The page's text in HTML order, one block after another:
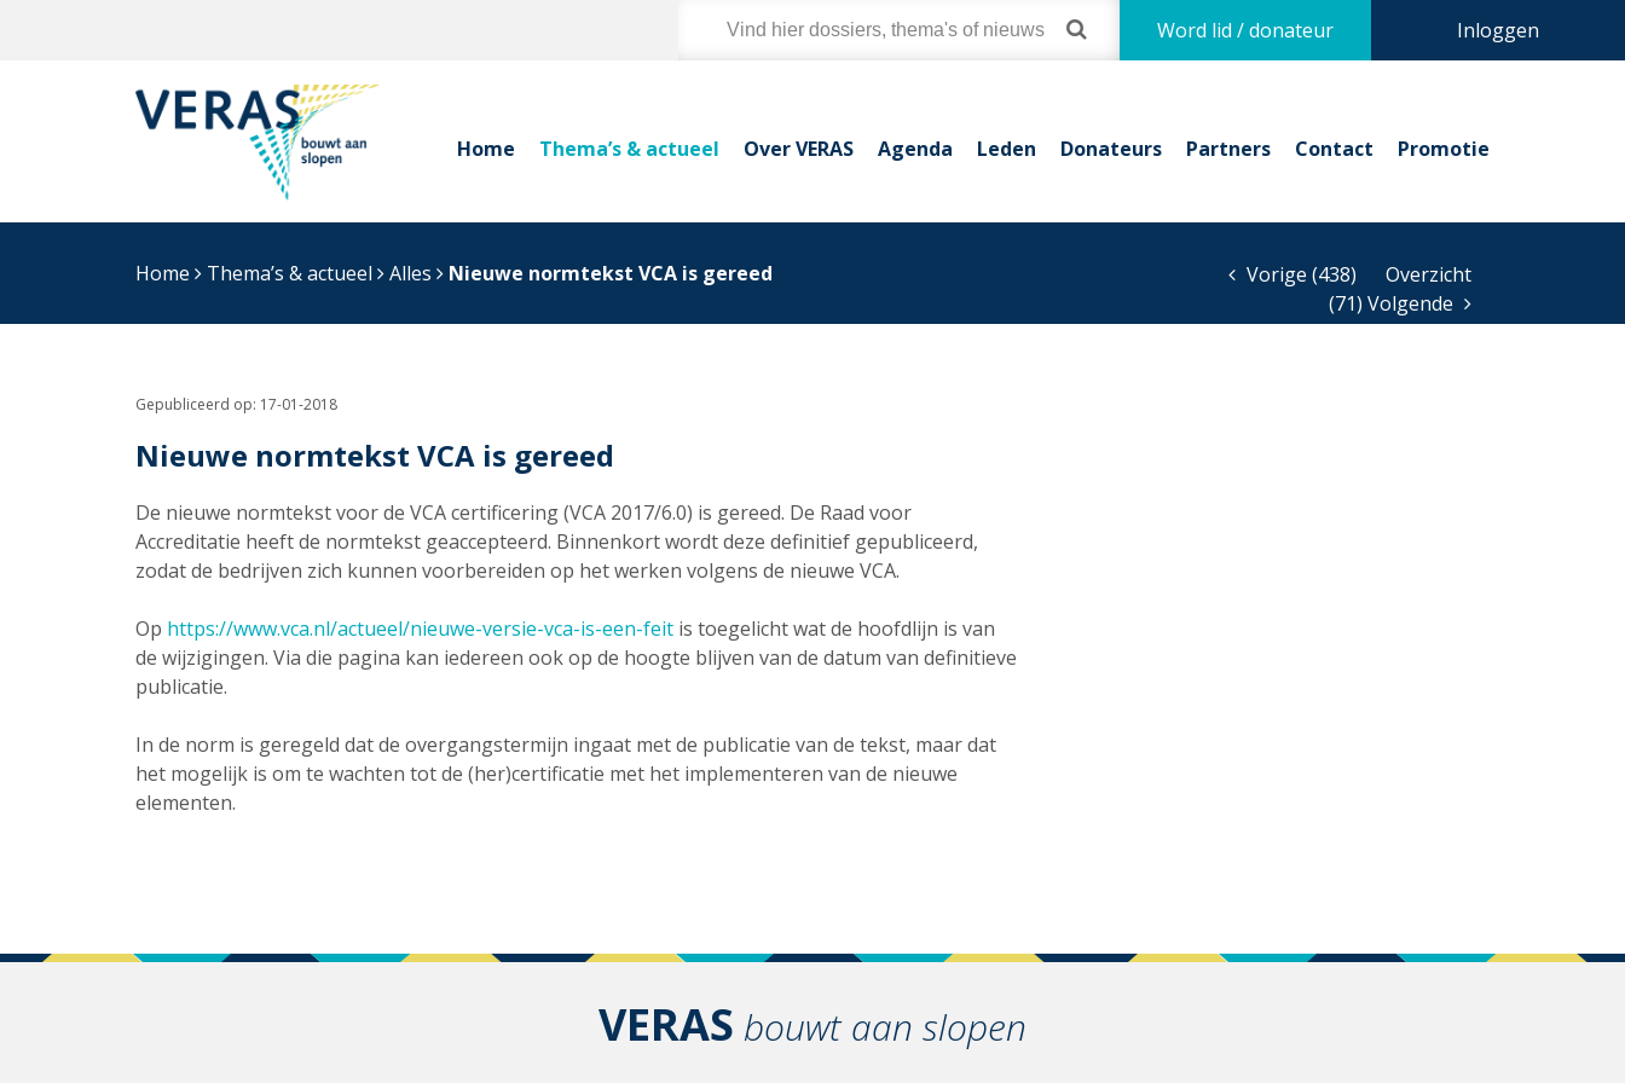
Inloggen
Word lid / donateur
Home Thema’s & actueel Over VERAS Agenda Leden Donateurs Partners Contact Promotie
Home Thema’s & actueel Alles Nieuwe normtekst VCA is gereed Vorige (438)
Overzicht
(71) Volgende
Gepubliceerd op: 17-01-2018
Nieuwe normtekst VCA is gereed
De nieuwe normtekst voor de VCA certificering (VCA 2017/6.0) is gereed. De Raad voor
Accreditatie heeft de normtekst geaccepteerd. Binnenkort wordt deze definitief gepubliceerd,
zodat de bedrijven zich kunnen voorbereiden op het werken volgens de nieuwe VCA.
Op https://www.vca.nl/actueel/nieuwe-versie-vca-is-een-feit is toegelicht wat de hoofdlijn is van
de wijzigingen. Via die pagina kan iedereen ook op de hoogte blijven van de datum van definitieve
publicatie.
In de norm is geregeld dat de overgangstermijn ingaat met de publicatie van de tekst, maar dat
het mogelijk is om te wachten tot de (her)certificatie met het implementeren van de nieuwe
elementen.
VERAS bouwt aan slopen